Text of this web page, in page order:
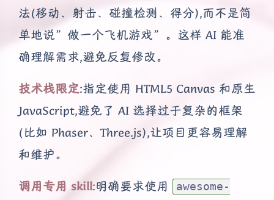
法(移动、射击、碰撞检测、得分),而不是简
单地说”做一个飞机游戏”。这样 AI 能准
确理解需求,避免反复修改。
技术栈限定:指定使用 HTML5 Canvas 和原生
JavaScript,避免了 AI 选择过于复杂的框架
(比如 Phaser、Three.js),让项目更容易理解
和维护。
调用专用 skill:明确要求使用
awesome-